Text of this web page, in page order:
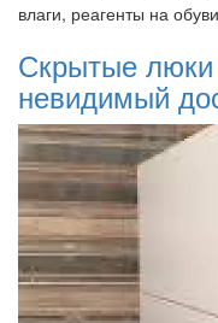
влаги, реагенты на
Скрытые люки
невидимый